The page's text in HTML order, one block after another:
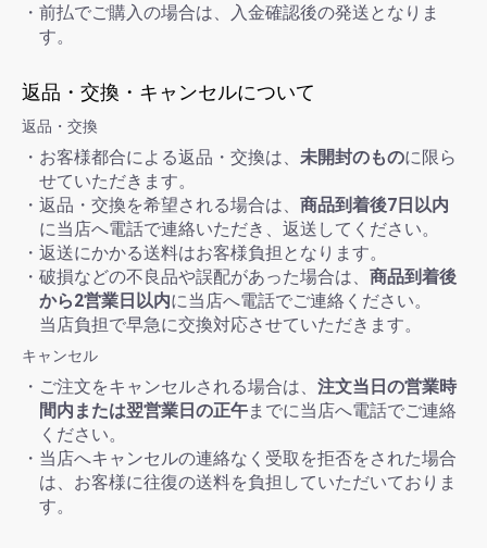
・前払でご購入の場合は、入金確認後の発送となりま
す。
返品・交換・キャンセルについて
返品・交換
・お客様都合による返品・交換は、 未開封のものに限ら
せていただきます。
・返品・交換を希望される場合は、 商品到着後7日以内
に当店へ電話で連絡いただき、返送してください。
・返送にかかる送料はお客様負担となります。
・破損などの不良品や誤配があった場合は、 商品到着後
から2営業日以内に当店へ電話でご連絡ください。
当店負担で早急に交換対応させていただきます。
キャンセル
・ご注文をキャンセルされる場合は、 注文当日の営業時
間内または翌営業日の正午までに当店へ電話でご連絡
ください。
・当店へキャンセルの連絡なく受取を拒否をされた場合
は、お客様に往復の送料を負担していただいておりま
す。